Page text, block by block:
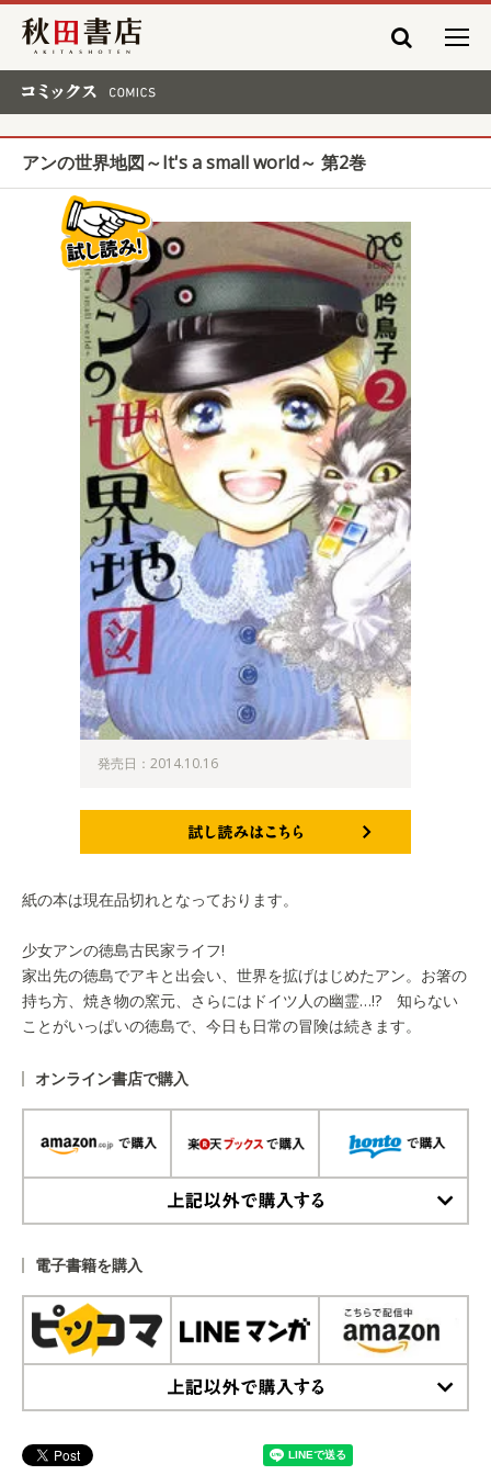
秋田書店
アンの世界地図～It's a small world～ 第2巻
発売日：2014.10.16
紙の本は現在品切れとなっております。
少女アンの徳島古民家ライフ!
家出先の徳島でアキと出会い、世界を拡げはじめたアン。お箸の
持ち方、焼き物の窯元、さらにはドイツ人の幽霊…!? 知らない
ことがいっぱいの徳島で、今日も日常の冒険は続きます。
オンライン書店で購入
電子書籍を購入